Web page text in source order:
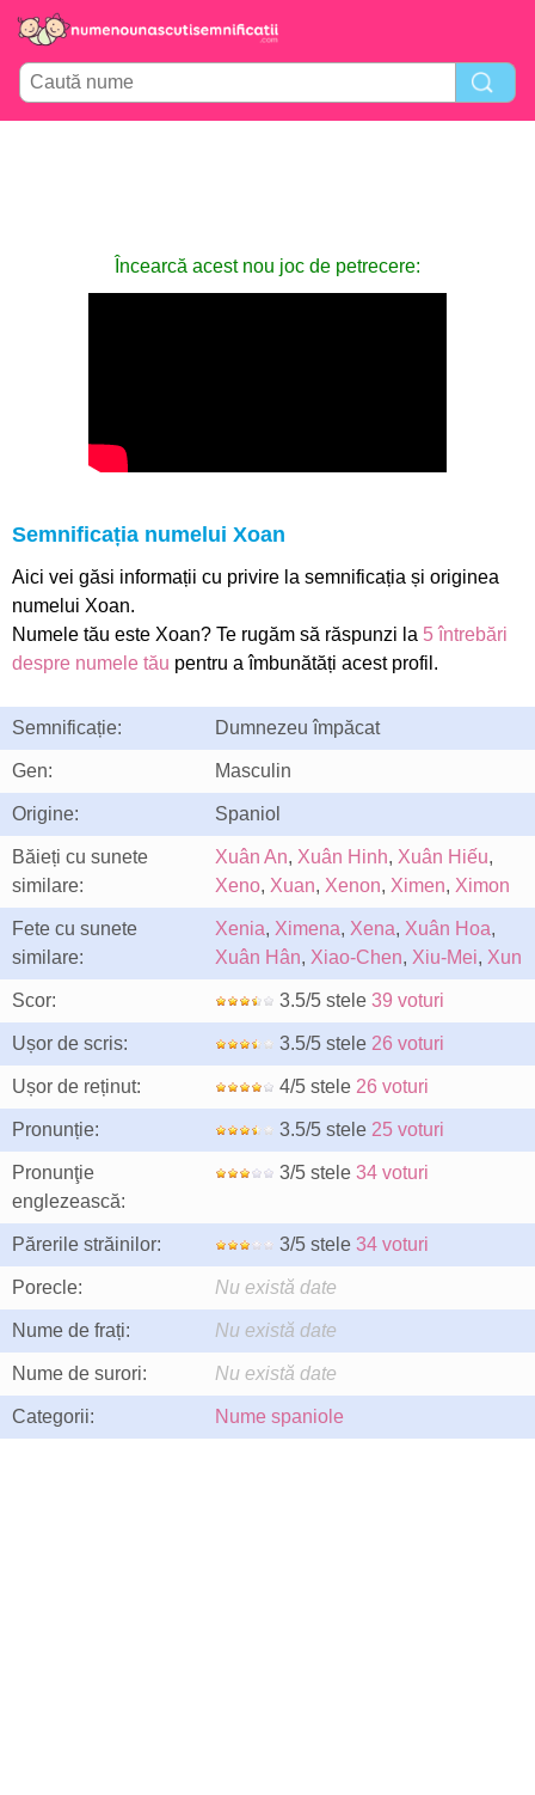
Încearcă acest nou joc de petrecere:
Semnificația numelui Xoan
Aici vei găsi informații cu privire la semnificația și originea
numelui Xoan.
Numele tău este Xoan? Te rugăm să răspunzi la 5 întrebări
despre numele tău pentru a îmbunătăți acest profil.
Semnificație: Dumnezeu împăcat
Gen: Masculin
Origine: Spaniol
Băieți cu sunete
similare:
Xuân An, Xuân Hinh, Xuân Hiếu,
Xeno, Xuan, Xenon, Ximen, Ximon
Fete cu sunete
similare:
Xenia, Ximena, Xena, Xuân Hoa,
Xuân Hân, Xiao-Chen, Xiu-Mei, Xun
Scor: 3.5/5 stele 39 voturi
Ușor de scris: 3.5/5 stele 26 voturi
Ușor de reținut: 4/5 stele 26 voturi
Pronunție: 3.5/5 stele 25 voturi
Pronunţie
englezească:
3/5 stele 34 voturi
Părerile străinilor: 3/5 stele 34 voturi
Porecle: Nu există date
Nume de frați: Nu există date
Nume de surori: Nu există date
Categorii: Nume spaniole